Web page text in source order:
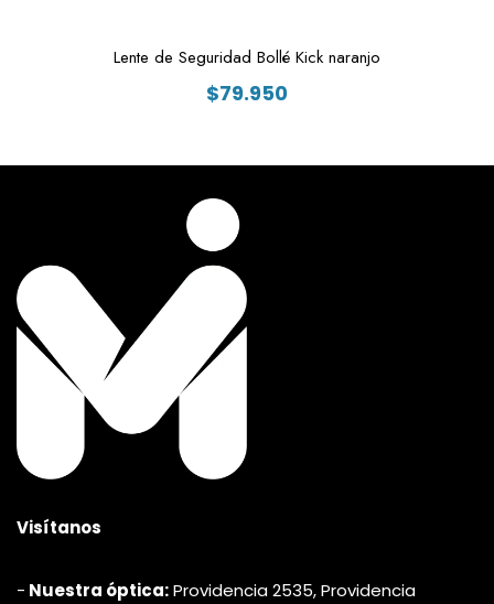
Lente de Seguridad Bollé Kick naranjo
$79.950
Visítanos
- Nuestra óptica:Providencia 2535, Providencia